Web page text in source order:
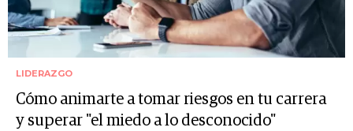
LIDERAZGO
Cómo animarte a tomar riesgos en tu carrera
y superar "el miedo a lo desconocido"